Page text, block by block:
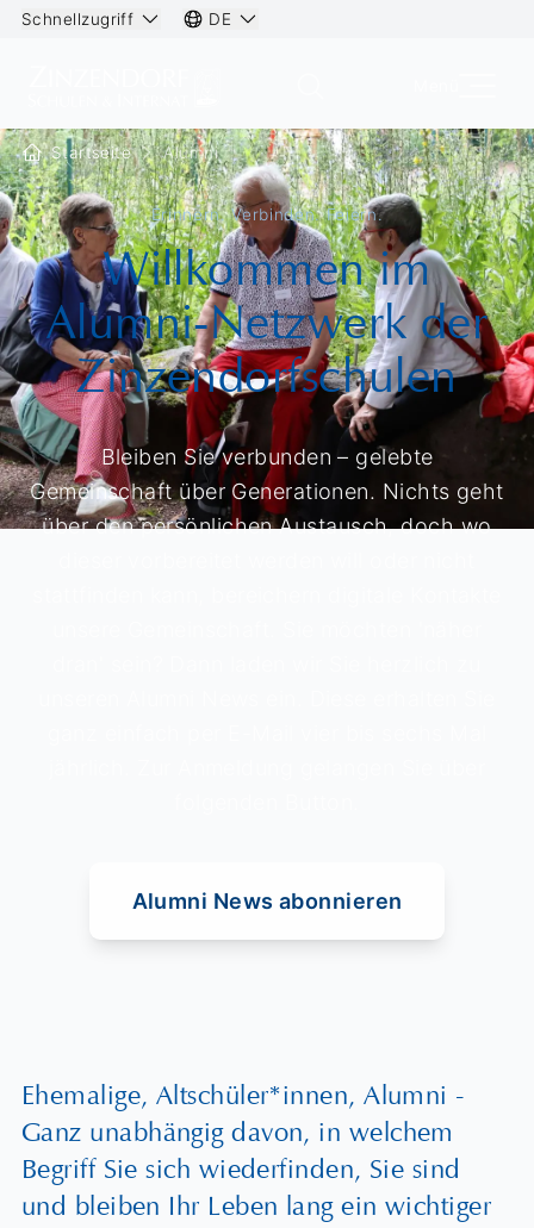
Schnellzugriff DE
Startseite Alumni
Erinnern. Verbinden. Feiern.
Willkommen im
Alumni-Netzwerk der
Zinzendorfschulen
Bleiben Sie verbunden – gelebte
Gemeinschaft über Generationen. Nichts geht
über den persönlichen Austausch, doch wo
Alumni News abonnieren
Ehemalige, Altschüler*innen, Alumni -
Ganz unabhängig davon, in welchem
Begriff Sie sich wiederfinden, Sie sind
und bleiben Ihr Leben lang ein wichtiger